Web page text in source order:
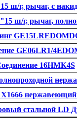
ш/г, рычаг, с
ш/г, рычаг,
GE06LR1/
16НМК4S
нержавеющий
стальной LD